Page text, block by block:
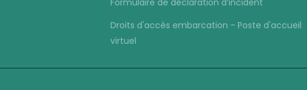
Formulaire de déclaration d’incident
Droits d'accès embarcation - Poste d'accueil
virtuel